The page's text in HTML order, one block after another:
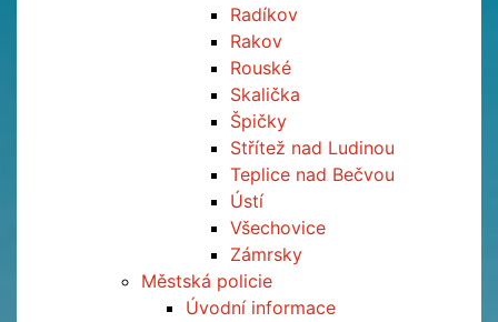
Radíkov
Rakov
Rouské
Skalička
Špičky
Střítež nad Ludinou
Teplice nad Bečvou
Ústí
Všechovice
Zámrsky
Městská policie
Úvodní informace